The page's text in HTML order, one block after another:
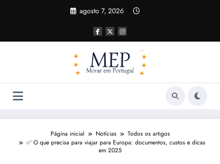
agosto 7, 2026
Página inicial Notícias
Todos os artigos
✅ O que precisa para viajar para Europa: documentos, custos e dicas
em 2025